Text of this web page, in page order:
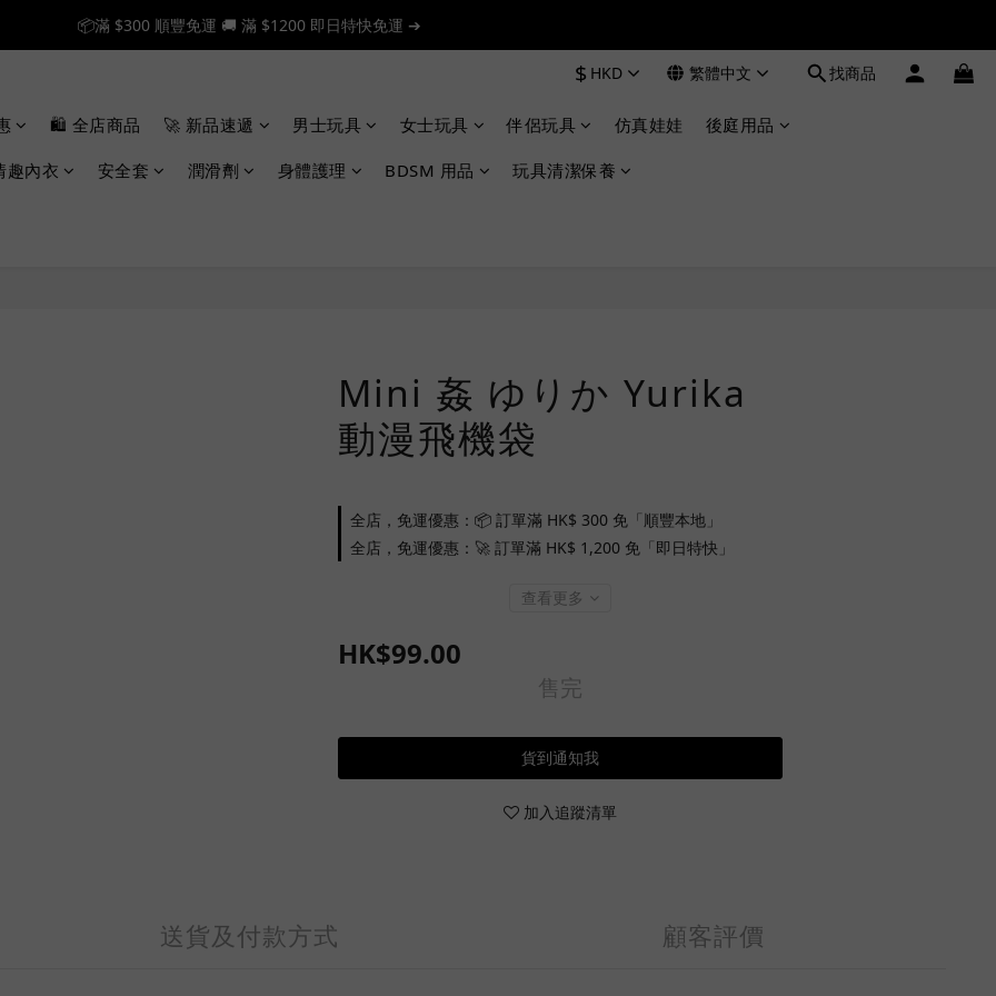
📦滿 $300 順豐免運 🚚 滿 $1200 即日特快免運 ➔
📦滿 $300 順豐免運 🚚 滿 $1200 即日特快免運 ➔
📦滿 $300 順豐免運 🚚 滿 $1200 即日特快免運 ➔
$ HKD 繁體中文 找商品
🛍️ 全店商品 🚀 新品速遞 男士玩具 女士玩具 伴侶玩具 仿真娃娃 後庭用品
趣內衣 安全套 潤滑劑 身體護理 BDSM 用品 玩具清潔保養
Mini 姦 ゆりか Yurika
動漫飛機袋
全店，免運優惠：📦 訂單滿 HK$ 300 免「順豐本地」
全店，免運優惠：🚀 訂單滿 HK$ 1,200 免「即日特快」
查看更多
HK$99.00
售完
貨到通知我
加入追蹤清單
送貨及付款方式 顧客評價